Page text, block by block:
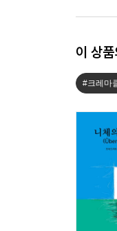
이 상
#크레마